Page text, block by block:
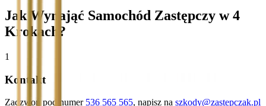
Jak Wynająć Samochód Zastępczy w 4
Krokach?
1
Kontakt
Zadzwoń pod numer 536 565 565, napisz na szkody@zastepczak.pl